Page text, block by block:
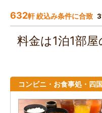
632軒 絞込み条件に合致
料金は1泊1部
コンビニ・お食事処・四